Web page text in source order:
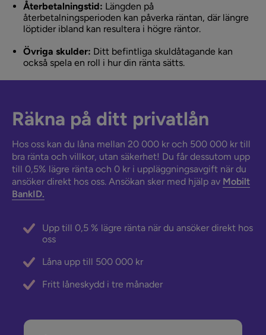
Återbetalningstid: Längden på
återbetalningsperioden kan påverka räntan, där längre
löptider ibland kan resultera i högre räntor.
Övriga skulder: Ditt befintliga skuldåtagande kan
också spela en roll i hur din ränta sätts.
Räkna på ditt privatlån
Hos oss kan du låna mellan 20 000 kr och 500 000 kr till
bra ränta och villkor, utan säkerhet! Du får dessutom upp
till 0,5% lägre ränta och 0 kr i uppläggningsavgift när du
ansöker direkt hos oss. Ansökan sker med hjälp av Mobilt
BankID.
Upp till 0,5 % lägre ränta när du ansöker direkt hos
oss
Låna upp till 500 000 kr
Fritt låneskydd i tre månader